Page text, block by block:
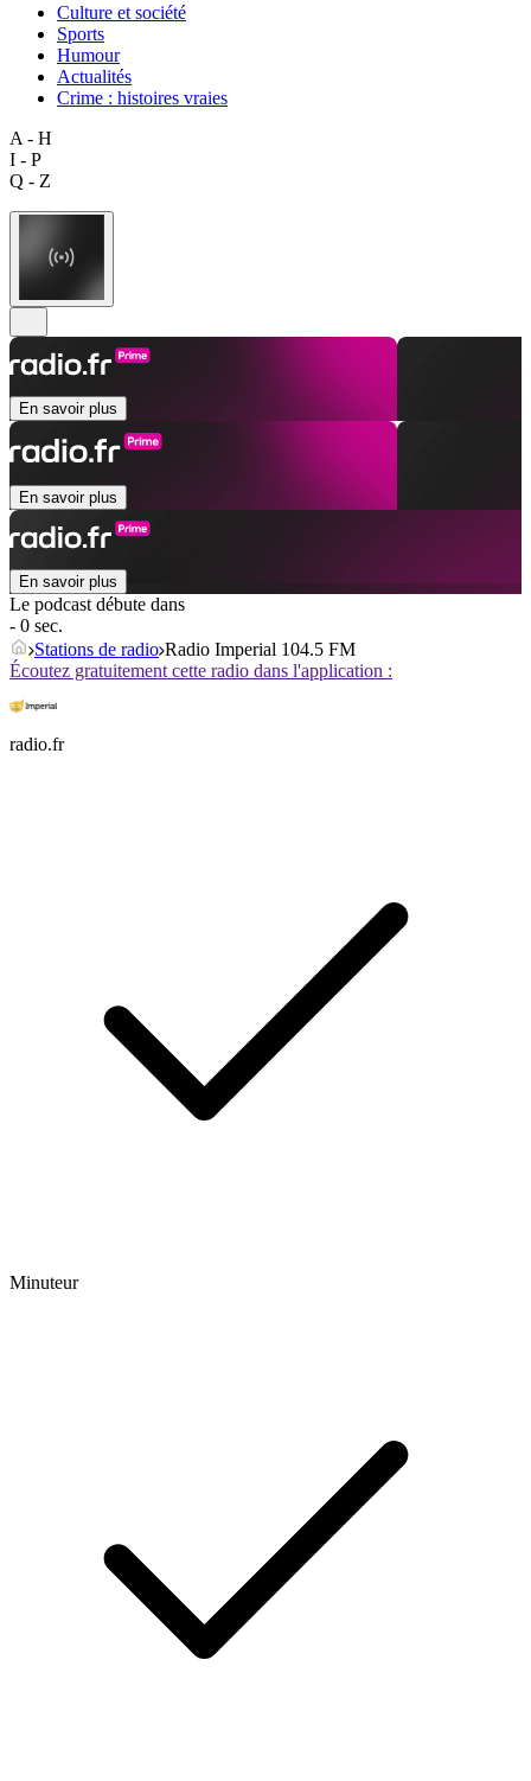
Culture et société
Sports
Humour
Actualités
Crime : histoires vraies
A - H
I - P
Q - Z
En savoir plus
En savoir plus
En savoir plus
Le podcast débute dans
- 0 sec.
Stations de radio Radio Imperial 104.5 FM
Écoutez gratuitement cette radio dans l'application :
radio.fr
Minuteur